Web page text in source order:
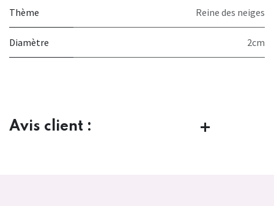
Thème Reine des neiges
Diamètre 2cm
Avis client :